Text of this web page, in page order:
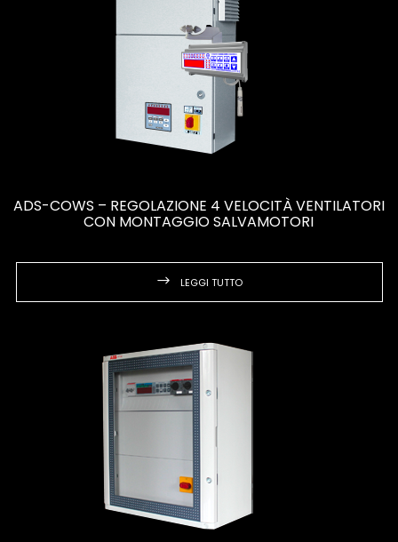
ADS-COWS – REGOLAZIONE 4 VELOCITÀ VENTILATORI
CON MONTAGGIO SALVAMOTORI
LEGGI TUTTO